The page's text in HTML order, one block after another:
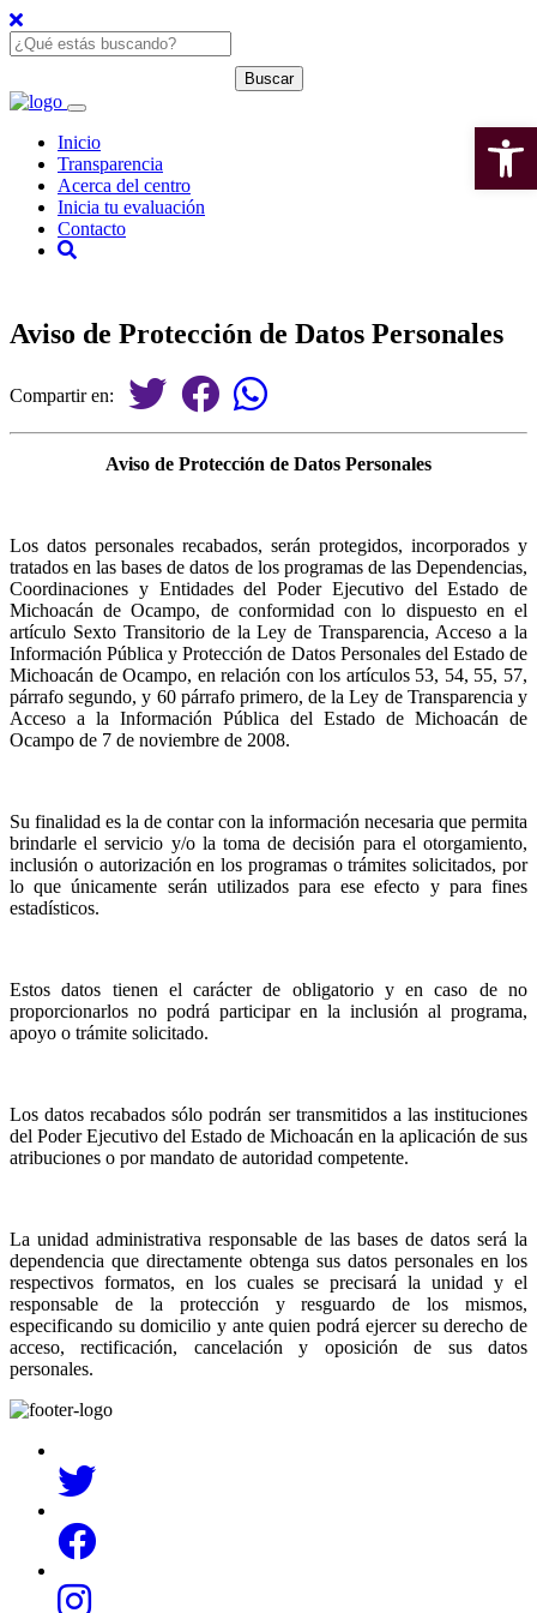
Inicio
Transparencia
Acerca del centro
Inicia tu evaluación
Contacto
Aviso de Protección de Datos Personales
Compartir en:
Aviso de Protección de Datos Personales
Los datos personales recabados, serán protegidos, incorporados y
tratados en las bases de datos de los programas de las Dependencias,
Coordinaciones y Entidades del Poder Ejecutivo del Estado de
Michoacán de Ocampo, de conformidad con lo dispuesto en el
artículo Sexto Transitorio de la Ley de Transparencia, Acceso a la
Información Pública y Protección de Datos Personales del Estado de
Michoacán de Ocampo, en relación con los artículos 53, 54, 55, 57,
párrafo segundo, y 60 párrafo primero, de la Ley de Transparencia y
Acceso a la Información Pública del Estado de Michoacán de
Ocampo de 7 de noviembre de 2008.
Su finalidad es la de contar con la información necesaria que permita
brindarle el servicio y/o la toma de decisión para el otorgamiento,
inclusión o autorización en los programas o trámites solicitados, por
lo que únicamente serán utilizados para ese efecto y para fines
estadísticos.
Estos datos tienen el carácter de obligatorio y en caso de no
proporcionarlos no podrá participar en la inclusión al programa,
apoyo o trámite solicitado.
Los datos recabados sólo podrán ser transmitidos a las instituciones
del Poder Ejecutivo del Estado de Michoacán en la aplicación de sus
atribuciones o por mandato de autoridad competente.
La unidad administrativa responsable de las bases de datos será la
dependencia que directamente obtenga sus datos personales en los
respectivos formatos, en los cuales se precisará la unidad y el
responsable de la protección y resguardo de los mismos,
especificando su domicilio y ante quien podrá ejercer su derecho de
acceso, rectificación, cancelación y oposición de sus datos
personales.